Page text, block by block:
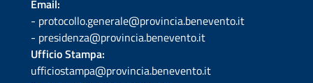
Email:
- protocollo.generale@provincia.benevento.it
- presidenza@provincia.benevento.it
Ufficio Stampa:
ufficiostampa@provincia.benevento.it